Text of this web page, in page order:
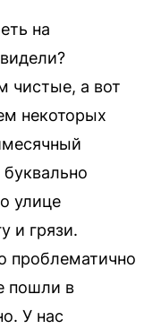
на
чистые, а вот
некоторых
улице
и грязи.
проблематично
пошли в
У нас